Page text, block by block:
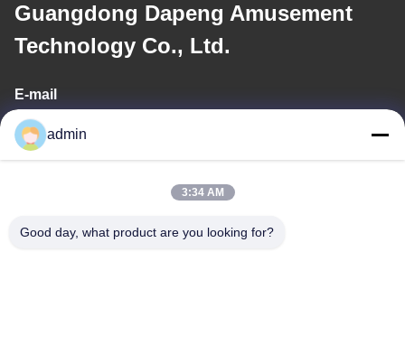
Guangdong Dapeng Amusement
Technology Co., Ltd.
E-mail
Sales01@dpwaterpark.com
Adresse
admin
3:34 AM
Good day, what product are you looking for?